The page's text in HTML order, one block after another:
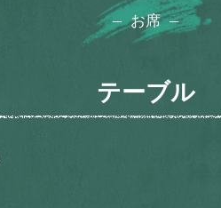
お席
テーブル